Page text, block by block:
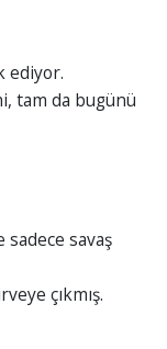
ediyor.
tam da bugünü
savaş
çıkmış.